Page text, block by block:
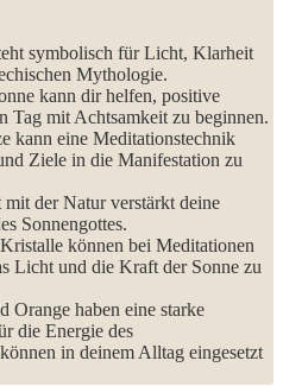
symbolisch für Licht,‌ Klarheit​
Mythologie.
kann dir helfen, positive
Tag mit Achtsamkeit‍ zu beginnen.
kann eine Meditationstechnik
Ziele in​ die Manifestation zu
der Natur verstärkt deine
Sonnengottes.
können bei Meditationen
Licht und die Kraft der Sonne ‍zu
Orange ‌haben⁢ eine starke
die ⁣Energie des
⁢in deinem Alltag eingesetzt⁤